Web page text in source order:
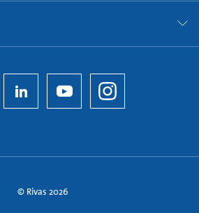
© Rivas 2026